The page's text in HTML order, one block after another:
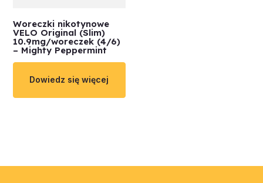
Woreczki nikotynowe
VELO Original (Slim)
10.9mg/woreczek (4/6)
– Mighty Peppermint
Dowiedz się więcej